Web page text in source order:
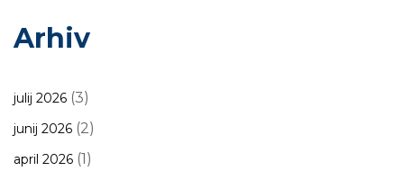
Arhiv
julij 2026 (3)
junij 2026 (2)
april 2026 (1)